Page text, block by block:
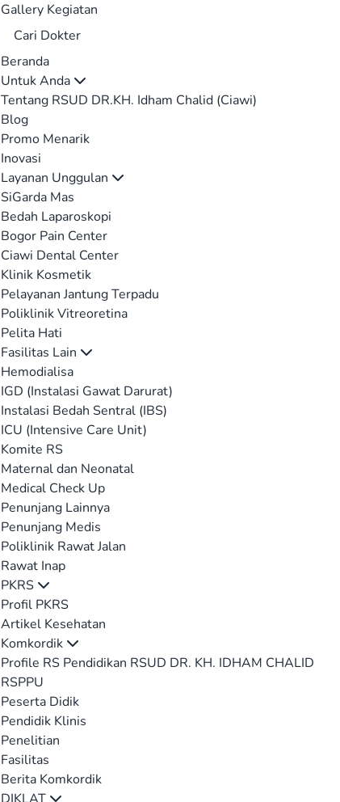
Gallery Kegiatan
Cari Dokter
Beranda
Untuk Anda
Tentang RSUD DR.KH. Idham Chalid (Ciawi)
Blog
Promo Menarik
Inovasi
Layanan Unggulan
SiGarda Mas
Bedah Laparoskopi
Bogor Pain Center
Ciawi Dental Center
Klinik Kosmetik
Pelayanan Jantung Terpadu
Poliklinik Vitreoretina
Pelita Hati
Fasilitas Lain
Hemodialisa
IGD (Instalasi Gawat Darurat)
Instalasi Bedah Sentral (IBS)
ICU (Intensive Care Unit)
Komite RS
Maternal dan Neonatal
Medical Check Up
Penunjang Lainnya
Penunjang Medis
Poliklinik Rawat Jalan
Rawat Inap
PKRS
Profil PKRS
Artikel Kesehatan
Komkordik
Profile RS Pendidikan RSUD DR. KH. IDHAM CHALID
RSPPU
Peserta Didik
Pendidik Klinis
Penelitian
Fasilitas
Berita Komkordik